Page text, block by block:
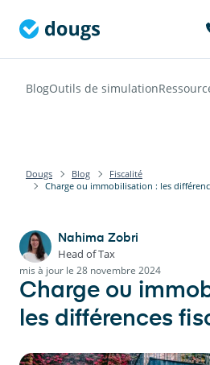
BlogOutils de simulation
Dougs Blog
Fiscalité
Charge ou immobilisation : les
Nahima Zobri
Head of Tax
mis à jour le 28 novembre 2024
Charge ou
les différences